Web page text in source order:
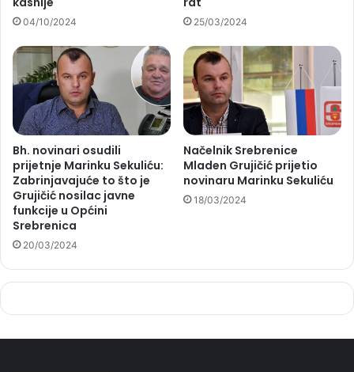
04/10/2024 25/03/2024
Bh. novinari osudili
prijetnje Marinku Sekuliću:
Zabrinjavajuće to što je
Grujičić nosilac javne
funkcije u Općini
Srebrenica
20/03/2024
Načelnik Srebrenice
Mladen Grujičić prijetio
novinaru Marinku Sekuliću
18/03/2024